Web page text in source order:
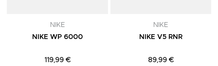
NIKE
NIKE WP 6000
119,99 €
NIKE
NIKE V5 RNR
89,99 €